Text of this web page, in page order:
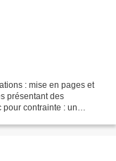
: mise en pages et
présentant des
pour contrainte : un